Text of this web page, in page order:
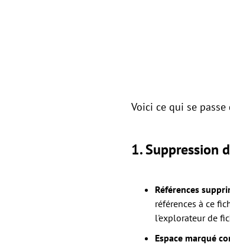
Voici ce qui se
1.Suppression
Références
références à ce
l'explorateur de
Espace marqué